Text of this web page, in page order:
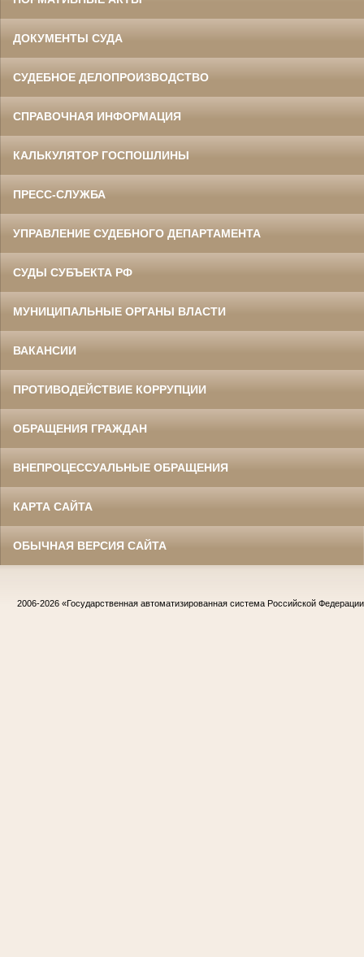
ДОКУМЕНТЫ СУДА
СУДЕБНОЕ ДЕЛОПРОИЗВОДСТВО
СПРАВОЧНАЯ ИНФОРМАЦИЯ
КАЛЬКУЛЯТОР ГОСПОШЛИНЫ
ПРЕСС-СЛУЖБА
УПРАВЛЕНИЕ СУДЕБНОГО ДЕПАРТАМЕНТА
СУДЫ СУБЪЕКТА РФ
МУНИЦИПАЛЬНЫЕ ОРГАНЫ ВЛАСТИ
ВАКАНСИИ
ПРОТИВОДЕЙСТВИЕ КОРРУПЦИИ
ОБРАЩЕНИЯ ГРАЖДАН
ВНЕПРОЦЕССУАЛЬНЫЕ ОБРАЩЕНИЯ
КАРТА САЙТА
ОБЫЧНАЯ ВЕРСИЯ САЙТА
2006-2026 «Государственная автоматизированная система Российской